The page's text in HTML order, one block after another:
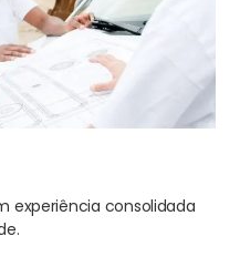
experiência consolidada